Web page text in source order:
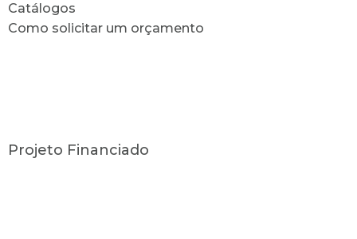
Catálogos
Como solicitar um orçamento
Projeto Financiado